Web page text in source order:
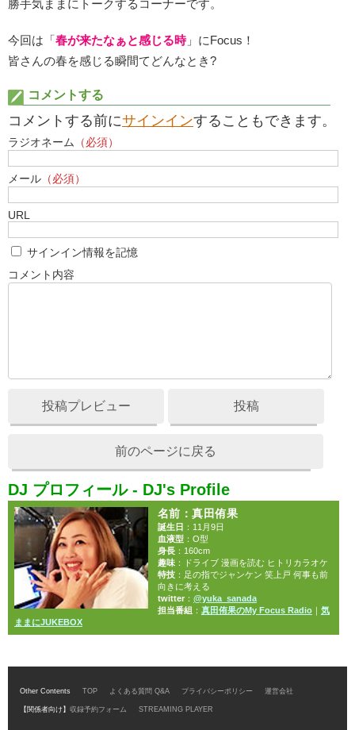
勝手気ままにトークするコーナーです。
今回は「春が来たなぁと感じる時」にFocus！
皆さんの春を感じる瞬間てどんなとき?
コメントする
コメントする前にサインインすることもできます。
ラジオネーム （必須）
メール （必須）
URL
サインイン情報を記憶
コメント内容
投稿プレビュー 投稿
前のページに戻る
DJ プロフィール - DJ's Profile
名前 ：真田侑果
誕生日 ：11月9日
血液型：O型
身長：160cm
趣味：ドライブ 漫画を読む ヒトリカラオケ
特技：足の指でジャンケン 笑上戸 何事も前
向きに考える
twitter： @yuka_sanada
担当番組 ： 真田侑果のMy Focus Radio｜ 気
ままにJUKEBOX
Other Contents TOP よくある質問 Q&A プライバシーポリシー 運営会社
【関係者向け】 収録予約フォーム STREAMING PLAYER